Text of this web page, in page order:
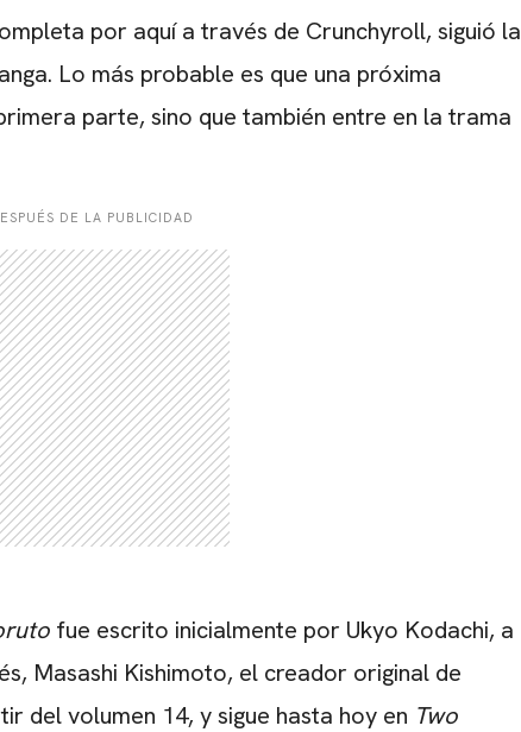
por aquí a través de Crunchyroll, siguió la
Lo más probable es que una próxima
parte, sino que también entre en la trama
DE LA PUBLICIDAD
fue escrito inicialmente por Ukyo Kodachi, a
Masashi Kishimoto, el creador original de
del volumen 14, y sigue hasta hoy en Two